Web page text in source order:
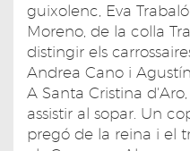
guixolenc, Eva
Moreno, de la colla
distingir els
Andrea Cano i
A Santa Cristina
assistir al sopar. Un
pregó de la reina i el